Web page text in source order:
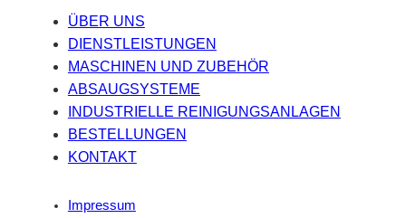
ÜBER UNS
DIENSTLEISTUNGEN
MASCHINEN UND ZUBEHÖR
ABSAUGSYSTEME
INDUSTRIELLE REINIGUNGSANLAGEN
BESTELLUNGEN
KONTAKT
Impressum